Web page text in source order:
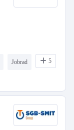
Jobrad 5